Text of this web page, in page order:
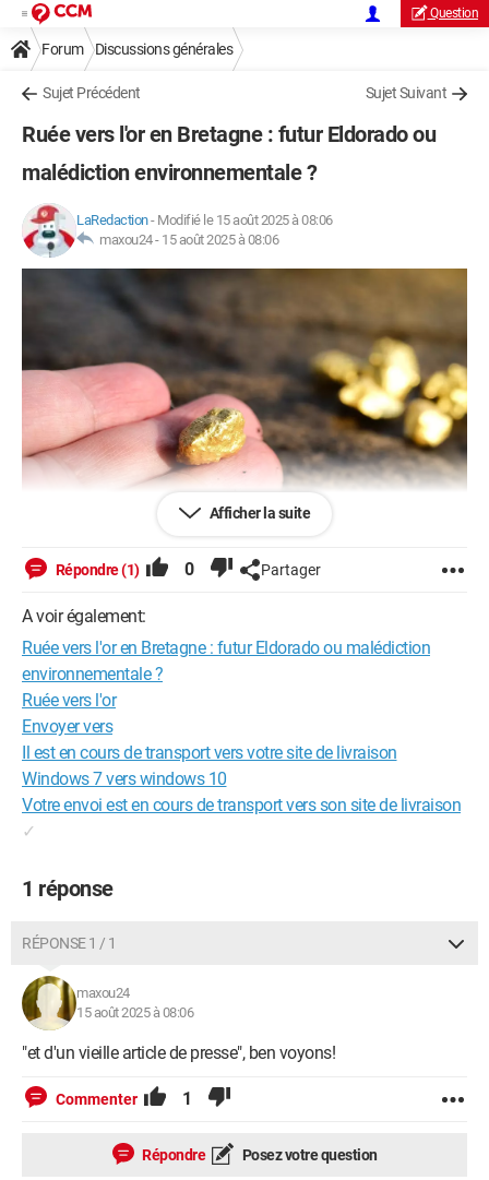
Question
Forum Discussions générales
Sujet Précédent Sujet Suivant
Ruée vers l'or en Bretagne : futur Eldorado ou
malédiction environnementale ?
LaRedaction- Modifié le 15 août 2025 à 08:06
maxou24 - 15 août 2025 à 08:06
phawat
Un riche géologue, Keith Barron, vise à exploiter largement des
mines en France, spécifiquement en Bretagne. En utilisant son
instinct et un vieil article de presse, Barron rêve de transformer
cette région en une nouvelle version de l'Eldorado. Sa société
basée au Canada, Aurania Resources, a déposé des
demandes de permis de recherche minière pour 42
communes en Bretagne, couvrant 850 km². Cependant, ses
plans suscitent des préoccupations quant à l'impact potentiel
sur l'environnement local. Qu'en pensez-vous ? Un Eldorado
en Bretagne pourrait-il être une bénédiction ou une
malédiction pour la région ?
Afficher la suite
Répondre (1) 0 Partager
A voir également:
Ruée vers l'or en Bretagne : futur Eldorado ou malédiction
environnementale ?
Ruée vers l'or
Envoyer vers
Il est en cours de transport vers votre site de livraison
Windows 7 vers windows 10
Votre envoi est en cours de transport vers son site de livraison
✓
1 réponse
RÉPONSE 1 / 1
maxou24
15 août 2025 à 08:06
"et d'un vieille article de presse", ben voyons!
Commenter 1
Répondre Posez votre question